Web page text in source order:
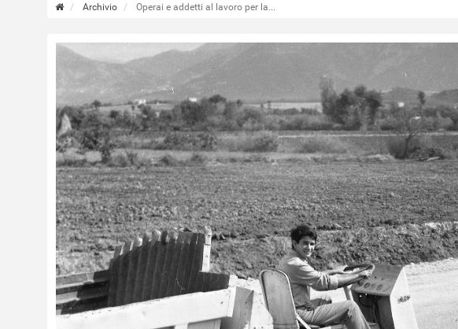
Archivio Operai e addetti al lavoro per la...